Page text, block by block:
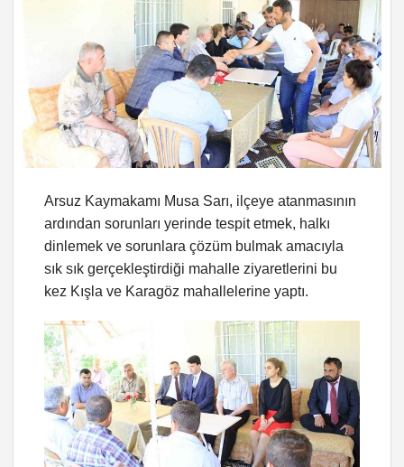
Arsuz Kaymakamı Musa Sarı, ilçeye atanmasının
ardından sorunları yerinde tespit etmek, halkı
dinlemek ve sorunlara çözüm bulmak amacıyla
sık sık gerçekleştirdiği mahalle ziyaretlerini bu
kez Kışla ve Karagöz mahallelerine yaptı.